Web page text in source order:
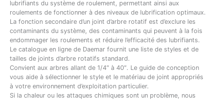
lubrifiants du système de roulement, permettant ainsi aux
roulements de fonctionner à des niveaux de lubrification optimaux.
La fonction secondaire d’un joint d’arbre rotatif est d’exclure les
contaminants du système, des contaminants qui peuvent à la fois
endommager les roulements et réduire l’efficacité des lubrifiants.
Le catalogue en ligne de Daemar fournit une liste de styles et de
tailles de joints d’arbre rotatifs standard.
Convient aux arbres allant de 1/4″ à 40″. Le guide de conception
vous aide à sélectionner le style et le matériau de joint appropriés
à votre environnement d’exploitation particulier.
Si la chaleur ou les attaques chimiques sont un problème, nous